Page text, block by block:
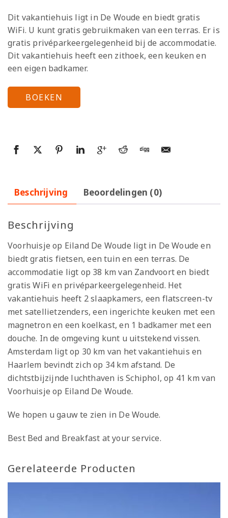
Dit vakantiehuis ligt in De Woude en biedt gratis
WiFi. U kunt gratis gebruikmaken van een terras. Er is
gratis privéparkeergelegenheid bij de accommodatie.
Dit vakantiehuis heeft een zithoek, een keuken en
een eigen badkamer.
BOEKEN
Beschrijving Beoordelingen (0)
Beschrijving
Voorhuisje op Eiland De Woude ligt in De Woude en
biedt gratis fietsen, een tuin en een terras. De
accommodatie ligt op 38 km van Zandvoort en biedt
gratis WiFi en privéparkeergelegenheid. Het
vakantiehuis heeft 2 slaapkamers, een flatscreen-tv
met satellietzenders, een ingerichte keuken met een
magnetron en een koelkast, en 1 badkamer met een
douche. In de omgeving kunt u uitstekend vissen.
Amsterdam ligt op 30 km van het vakantiehuis en
Haarlem bevindt zich op 34 km afstand. De
dichtstbijzijnde luchthaven is Schiphol, op 41 km van
Voorhuisje op Eiland De Woude.
We hopen u gauw te zien in De Woude.
Best Bed and Breakfast at your service.
Gerelateerde Producten